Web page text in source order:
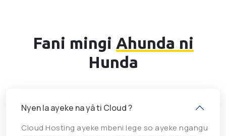
Fani mingi Ahunda ni
Hunda
Nyen la ayeke na yâ ti Cloud ?
Cloud Hosting ayeke mbeni lege so ayeke ngangu